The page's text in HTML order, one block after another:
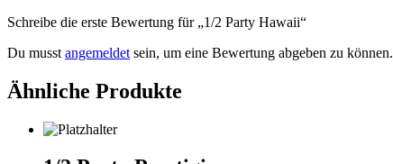
Schreibe die erste Bewertung für „1/2 Party Hawaii“
Du musst angemeldet sein, um eine Bewertung abgeben zu können.
Ähnliche Produkte